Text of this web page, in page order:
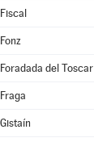
Fiscal
Fonz
Foradada del Toscar
Fraga
Gistaín